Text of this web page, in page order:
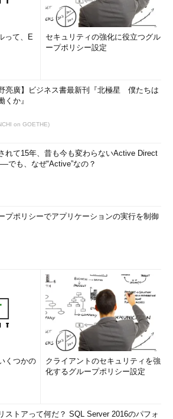
って、E
セキュリティの強化に役立つグル
ープポリシー設定
野亮廣】ビジネス書最新刊『北極星 僕たちは
くか』
on GOETHE)
れて15年、昔も今も変わらないActive Direct
でも、なぜ“Active”なの？
プポリシーでアプリケーションの実行を制御
くつかの
クライアントのセキュリティを強
化するグループポリシー設定
ストアって何だ？ SQL Server 2016のパフォ